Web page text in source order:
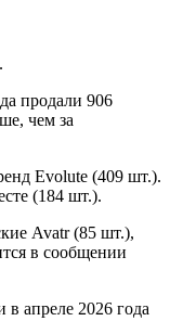
продали 906
чем за
Evolute (409 шт.).
(184 шт.).
Avatr (85 шт.),
в сообщении
апреле 2026 года